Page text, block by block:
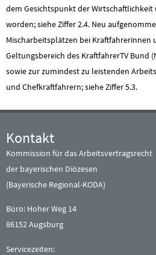
dem Gesichtspunkt der
worden; siehe Ziffer 2.4. Neu
Mischarbeitsplätzen bei Kraftfahrerinnen
Geltungsbereich des KraftfahrerTV Bund
sowie zur zumindest zu leistenden
und Chefkraftfahrern; siehe Ziffer 5.3.
Kontakt
Kommission für das Arbeitsvertragsrecht
der bayerischen Diözesen
(Bayerische Regional-KODA)
Büro: Hoher Weg 14
86152 Augsburg
Servicezeiten: